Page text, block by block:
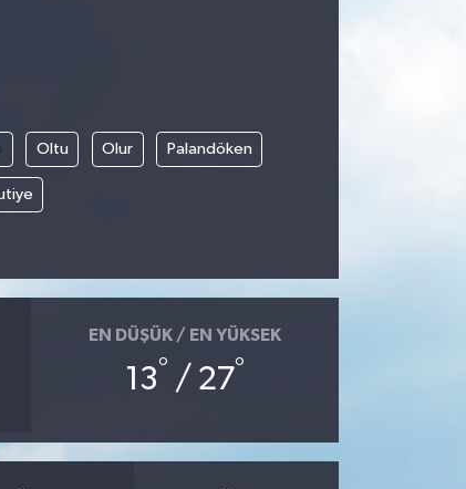
Oltu Olur Palandöken
EN DÜŞÜK / EN YÜKSEK
13° / 27°